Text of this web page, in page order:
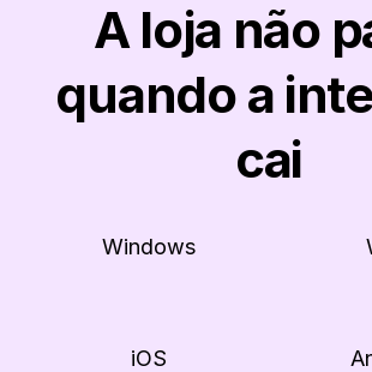
A loja não
quando a
cai
Windows
iOS